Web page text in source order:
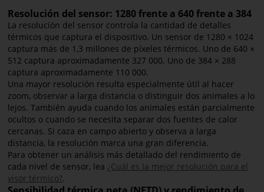
Resolución del sensor: 1280 frente a 640 frente a 384
La resolución del sensor controla la cantidad de detalles
térmicos que captura el dispositivo. Un sensor de 1280 × 1024
captura más de 1,3 millones de píxeles térmicos. Uno de 640 ×
512 captura aproximadamente 327 000. Uno de 384 × 288
captura aproximadamente 110 000.
Una mayor resolución resulta especialmente útil al hacer
zoom, observar a larga distancia o distinguir dos animales a lo
lejos. También ayuda cuando los animales están parcialmente
ocultos o cuando se necesita separar dos fuentes de calor
cercanas. Si caza en campo abierto y observa a larga
distancia, la resolución marca una gran diferencia.
Para obtener un análisis más detallado del rendimiento de
cada nivel de sensor, lea ¿Cuál es la mejor resolución para el
visor térmico?.